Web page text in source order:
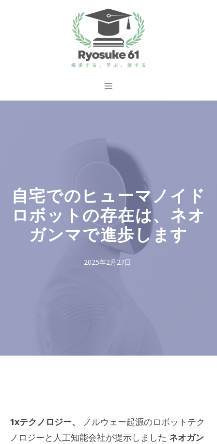
ス
メ
ー
自宅でのヒューマノイド
ロボットの存在は、ネオ
ガンマで進歩します
2025年2月27日
1xテクノロジー、
ノルウェー起源のロボットテク
ノロジーと人工知能会社が提示しました ネオガン